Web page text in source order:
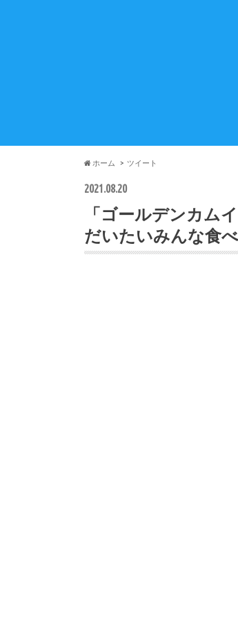
ホーム ツイート
2021.08.20
「ゴールデンカム
だいたいみんな食